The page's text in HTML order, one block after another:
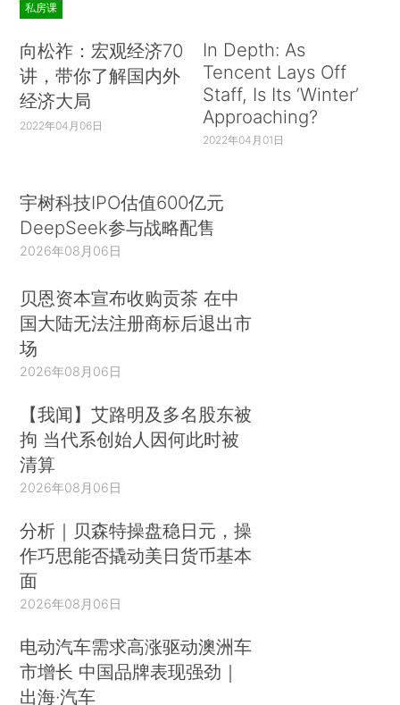
私房课
向松祚：宏观经济70
讲，带你了解国内外
经济大局
2022年04月06日
In Depth: As
Tencent Lays Off
Staff, Is Its ‘Winter’
Approaching?
2022年04月01日
宇树科技IPO估值600亿元
DeepSeek参与战略配售
2026年08月06日
贝恩资本宣布收购贡茶 在中
国大陆无法注册商标后退出市
场
2026年08月06日
【我闻】艾路明及多名股东被
拘 当代系创始人因何此时被
清算
2026年08月06日
分析｜贝森特操盘稳日元，操
作巧思能否撬动美日货币基本
面
2026年08月06日
电动汽车需求高涨驱动澳洲车
市增长 中国品牌表现强劲｜
出海·汽车